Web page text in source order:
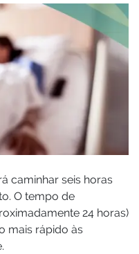
caminhar seis horas
O tempo de
24 horas)
mais rápido às